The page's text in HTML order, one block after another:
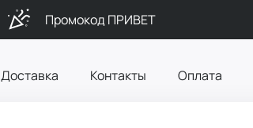
Промокод ПРИВЕТ
Доставка Контакты Оплата